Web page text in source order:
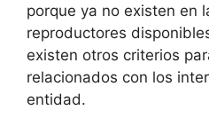
porque ya no existen en
reproductores
existen otros criterios
relacionados con los
entidad.